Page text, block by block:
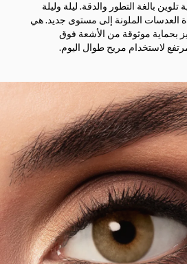
بالغة التطور والدقة. ليلة وليلة
العدسات الملونة إلى مستوى جديد. هي
بحماية موثوقة من الأشعة فوق
لاستخدام مريح طوال اليوم.